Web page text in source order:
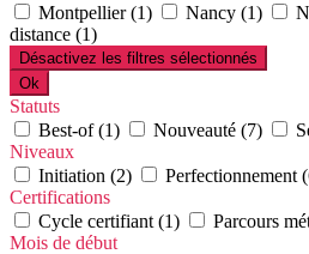
Montpellier (1)
Nancy (1)
distance (1)
Désactivez les filtres sélectionnés
Ok
Statuts
Best-of (1)
Nouveauté (7)
Niveaux
Initiation (2)
Perfectionnement
Certifications
Cycle certifiant (1)
Parcours
Mois de début